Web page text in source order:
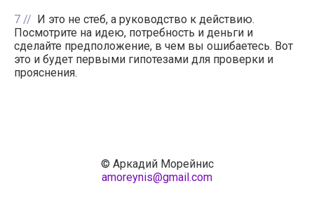
7
И это не стеб, а руководство к действию.
Посмотрите на идею, потребность и деньги и
сделайте предположение, в чем вы ошибаетесь. Вот
это и будет первыми гипотезами для проверки и
прояснения.
© Аркадий Морейнис
amoreynis@gmail.com